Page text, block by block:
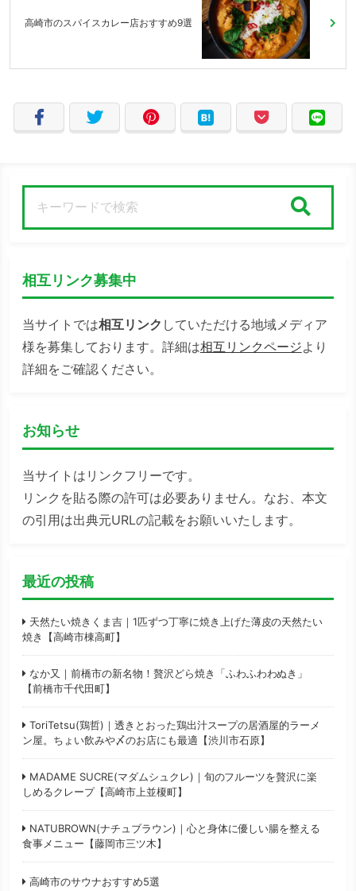
高崎市のスパイスカレー店おすすめ9選
相互リンク募集中
当サイトでは相互リンク していただける地域メディア
様を募集しております。詳細は相互リンクページより
詳細をご確認ください。
お知らせ
当サイトはリンクフリーです。
リンクを貼る際の許可は必要ありません。なお、本文
の引用は出典元URLの記載をお願いいたします。
最近の投稿
天然たい焼きくま吉｜1匹ずつ丁寧に焼き上げた薄皮の天然たい
焼き【高崎市棟高町】
なか又｜前橋市の新名物！贅沢どら焼き「ふわふわわぬき」
【前橋市千代田町】
ToriTetsu(鶏哲)｜透きとおった鶏出汁スープの居酒屋的ラーメ
ン屋。ちょい飲みや〆のお店にも最適【渋川市石原】
MADAME SUCRE(マダムシュクレ)｜旬のフルーツを贅沢に楽
しめるクレープ【高崎市上並榎町】
NATUBROWN(ナチュブラウン)｜心と身体に優しい腸を整える
食事メニュー【藤岡市三ツ木】
高崎市のサウナおすすめ5選